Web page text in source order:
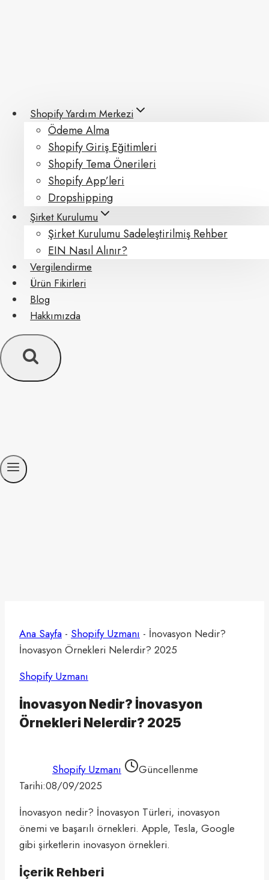
Shopify Yardım Merkezi
Ödeme Alma
Shopify Giriş Eğitimleri
Shopify Tema Önerileri
Shopify App’leri
Dropshipping
Şirket Kurulumu
Şirket Kurulumu Sadeleştirilmiş Rehber
EIN Nasıl Alınır?
Vergilendirme
Ürün Fikirleri
Blog
Hakkımızda
Ana Sayfa - Shopify Uzmanı - İnovasyon Nedir?
İnovasyon Örnekleri Nelerdir? 2025
Shopify Uzmanı
İnovasyon Nedir? İnovasyon
Örnekleri Nelerdir? 2025
Shopify Uzmanı
Güncellenme
Tarihi:08/09/2025
İnovasyon nedir? İnovasyon Türleri, inovasyon
önemi ve başarılı örnekleri. Apple, Tesla, Google
gibi şirketlerin inovasyon örnekleri.
İçerik Rehberi